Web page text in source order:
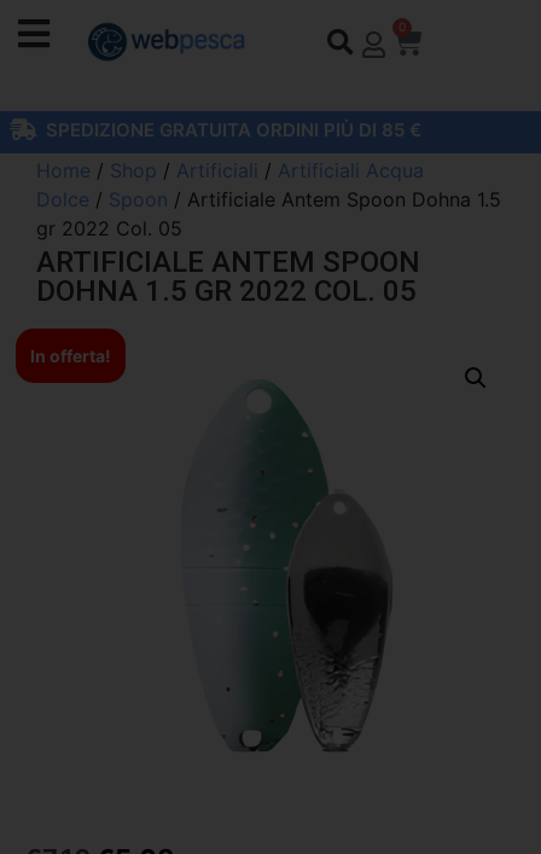
0
SPEDIZIONE GRATUITA ORDINI PIÙ DI 85 €
Home / Shop / Artificiali / Artificiali Acqua
Dolce / Spoon / Artificiale Antem Spoon Dohna 1.5
gr 2022 Col. 05
ARTIFICIALE ANTEM SPOON
DOHNA 1.5 GR 2022 COL. 05
In offerta!